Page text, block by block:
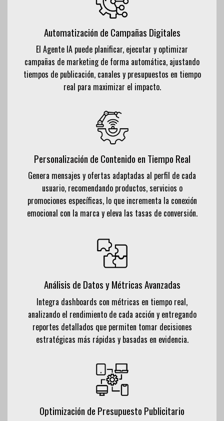
Automatización de Campañas Digitales
El Agente IA puede planificar, ejecutar y optimizar
campañas de marketing de forma automática, ajustando
tiempos de publicación, canales y presupuestos en tiempo
real para maximizar el impacto.
Personalización de Contenido en Tiempo Real
Genera mensajes y ofertas adaptadas al perfil de cada
usuario, recomendando productos, servicios o
promociones específicas, lo que incrementa la conexión
emocional con la marca y eleva las tasas de conversión.
Análisis de Datos y Métricas Avanzadas
Integra dashboards con métricas en tiempo real,
analizando el rendimiento de cada acción y entregando
reportes detallados que permiten tomar decisiones
estratégicas más rápidas y basadas en evidencia.
Optimización de Presupuesto Publicitario